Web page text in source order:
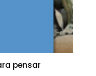
pensar